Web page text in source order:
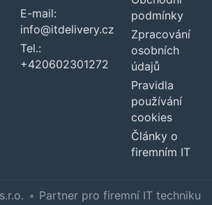
E-mail:
info@itdelivery.cz
Tel.:
+420602301272
podmínky
Zpracování
osobních
údajů
Pravidla
používání
cookies
Články o
firemním IT
• Partner pro firemní IT techniku